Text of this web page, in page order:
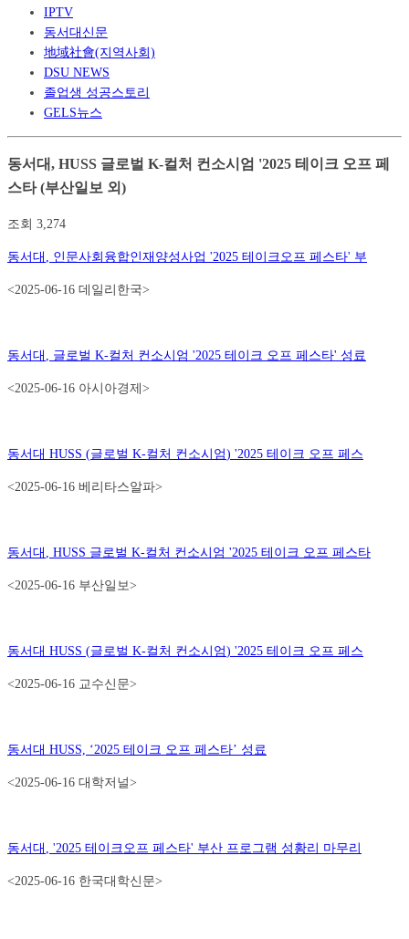
IPTV
동서대신문
地域社會(지역사회)
DSU NEWS
졸업생 성공스토리
GELS뉴스
동서대, HUSS 글로벌 K-컬처 컨소시엄 '2025 테이크 오프 페
스타 (부산일보 외)
조회 3,274
동서대 , 인문사회융합인재양성사업 '2025 테이크오프 페스타' 부
<2025-06-16 데일리한국>
동서대 , 글로벌 K-컬처 컨소시엄 '2025 테이크 오프 페스타' 성료
<2025-06-16 아시아경제>
동서대 HUSS (글로벌 K-컬처 컨소시엄) '2025 테이크 오프 페스
<2025-06-16 베리타스알파>
동서대 , HUSS 글로벌 K-컬처 컨소시엄 '2025 테이크 오프 페스타
<2025-06-16 부산일보>
동서대 HUSS (글로벌 K-컬처 컨소시엄) '2025 테이크 오프 페스
<2025-06-16 교수신문>
동서대 HUSS, ‘2025 테이크 오프 페스타’ 성료
<2025-06-16 대학저널>
동서대 , '2025 테이크오프 페스타' 부산 프로그램 성황리 마무리
<2025-06-16 한국대학신문>